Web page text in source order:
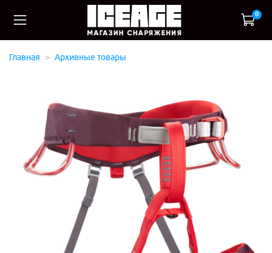
0
Главная Архивные товары